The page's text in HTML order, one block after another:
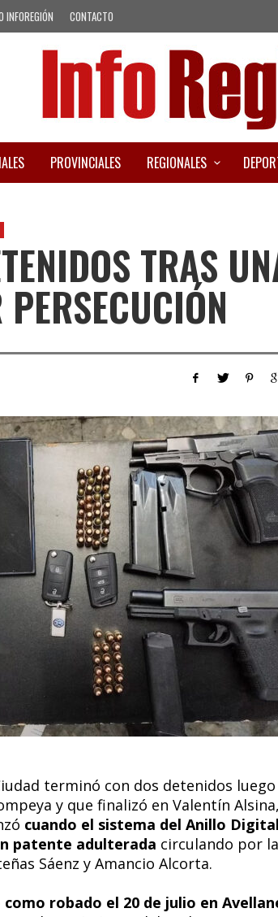
INFOREGIÓN CONTACTO
PROVINCIALES REGIONALES
TRAS
terminó con dos detenidos luego
y que finalizó en Valentín
cuando el sistema del Anillo Digital
patente adulterada circulando por la
Sáenz y Amancio Alcorta.
robado el 20 de julio en